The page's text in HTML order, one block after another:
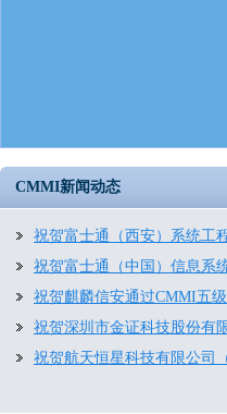
CMMI新闻动态